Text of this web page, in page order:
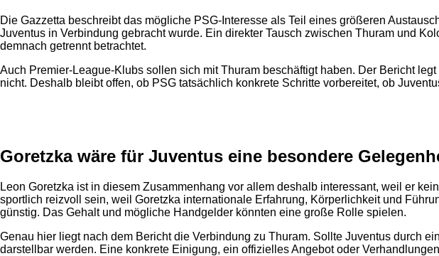
Die Gazzetta beschreibt das mögliche PSG-Interesse als Teil eines größeren
Juventus in Verbindung gebracht wurde. Ein direkter Tausch zwischen Thuram und
demnach getrennt betrachtet.
Auch Premier-League-Klubs sollen sich mit Thuram beschäftigt haben. Der Bericht
nicht. Deshalb bleibt offen, ob PSG tatsächlich konkrete Schritte vorbereitet, ob
Goretzka wäre für Juventus eine besondere
Leon Goretzka ist in diesem Zusammenhang vor allem deshalb interessant, weil er
sportlich reizvoll sein, weil Goretzka internationale Erfahrung, Körperlichkeit und
günstig. Das Gehalt und mögliche Handgelder könnten eine große Rolle spielen.
Genau hier liegt nach dem Bericht die Verbindung zu Thuram. Sollte Juventus durch
darstellbar werden. Eine konkrete Einigung, ein offizielles Angebot oder